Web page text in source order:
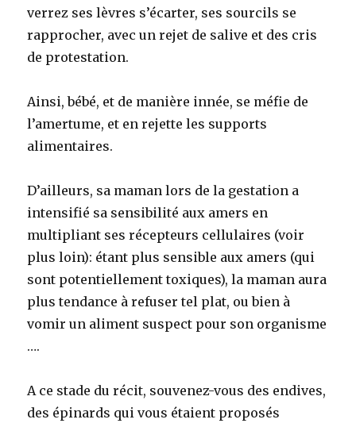
verrez ses lèvres s’écarter, ses sourcils se
rapprocher, avec un rejet de salive et des cris
de protestation.
Ainsi, bébé, et de manière innée, se méfie de
l’amertume, et en rejette les supports
alimentaires.
D’ailleurs, sa maman lors de la gestation a
intensifié sa sensibilité aux amers en
multipliant ses récepteurs cellulaires (voir
plus loin): étant plus sensible aux amers (qui
sont potentiellement toxiques), la maman aura
plus tendance à refuser tel plat, ou bien à
vomir un aliment suspect pour son organisme
….
A ce stade du récit, souvenez-vous des endives,
des épinards qui vous étaient proposés